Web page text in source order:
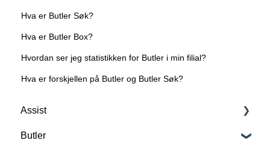
Hva er Butler Søk?
Hva er Butler Box?
Hvordan ser jeg statistikken for Butler i min filial?
Hva er forskjellen på Butler og Butler Søk?
Assist
Forstå Assist
Butler